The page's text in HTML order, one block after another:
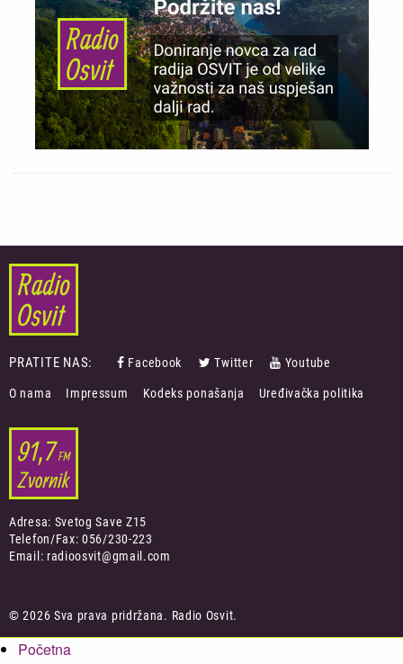
PRATITE NAS: Facebook Twitter Youtube
FOOTER
MENU
O nama Impressum Kodeks ponašanja Uređivačka politika
Adresa: Svetog Save Z15
Telefon/Fax: 056/230-223
Email: radioosvit@gmail.com
© 2026 Sva prava pridržana. Radio Osvit.
Početna